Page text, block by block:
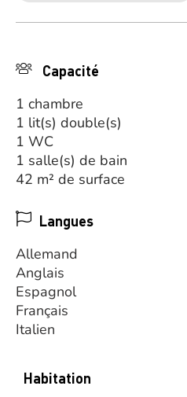
Capacité
1 chambre
1 lit(s) double(s)
1 WC
1 salle(s) de bain
42 m² de surface
Langues
Allemand
Anglais
Espagnol
Français
Italien
Habitation